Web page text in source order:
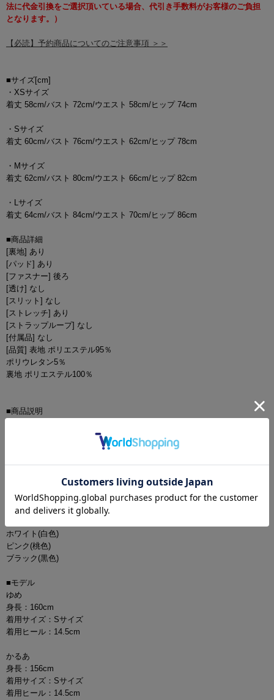
法に代金引換をご選択頂いている場合、代引き手数料がお客様のご負担
となります。）
【必読】予約商品についてのご注意事項 ＞＞
■サイズ[cm]
・XSサイズ
着丈 58cm/バスト 72cm/ウエスト 58cm/ヒップ 74cm
・Sサイズ
着丈 60cm/バスト 76cm/ウエスト 62cm/ヒップ 78cm
・Mサイズ
着丈 62cm/バスト 80cm/ウエスト 66cm/ヒップ 82cm
・Lサイズ
着丈 64cm/バスト 84cm/ウエスト 70cm/ヒップ 86cm
■商品詳細
[裏地] あり
[パッド] あり
[ファスナー] 後ろ
[透け] なし
[スリット] なし
[ストレッチ] あり
[ストラップループ] なし
[付属品] なし
[品質] 表地 ポリエステル95％
ポリウレタン5％
裏地 ポリエステル100％
■商品説明
ラメストレッチ素材が輝きを放つ、大人綺麗な王道キャバドレス。
胸元にあしらわれたビジューがデコルテを華やかに魅せ、谷間を美しく
■カラー
ブルー(青色)
ホワイト(白色)
ピンク(桃色)
ブラック(黒色)
■モデル
ゆめ
身長：160cm
着用サイズ：Sサイズ
着用ヒール：14.5cm
かるあ
身長：156cm
着用サイズ：Sサイズ
着用ヒール：14.5cm